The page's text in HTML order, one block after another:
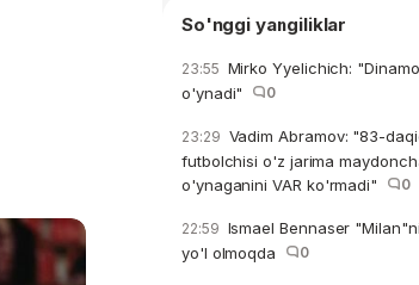
So'nggi yangiliklar
23:55 Mirko Yyelichich:
o'ynadi"
0
23:29 Vadim Abramov: "83-
futbolchisi o'z jarima
o'ynaganini VAR ko'rmadi"
0
22:59 Ismael Bennaser
yo'l olmoqda
0